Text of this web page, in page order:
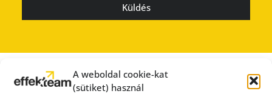
A weboldal cookie-kat
(sütiket) használ
Küldés